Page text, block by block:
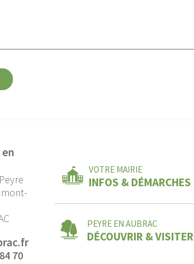
70
VOTRE MAIRIE
INFOS & DÉMARCHES
PEYRE EN AUBRAC
DÉCOUVRIR & VISITER